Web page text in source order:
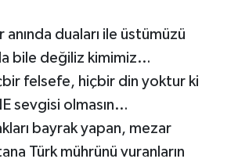
anında duaları ile üstümüzü
bile değiliz kimimiz…
felsefe, hiçbir din yoktur ki
sevgisi olmasın…
bayrak yapan, mezar
Türk mührünü vuranların